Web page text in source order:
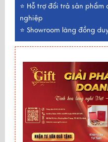
⭐ Hỗ trợ đổi trả sản
nghiệp
⭐ Showroom làng đồng